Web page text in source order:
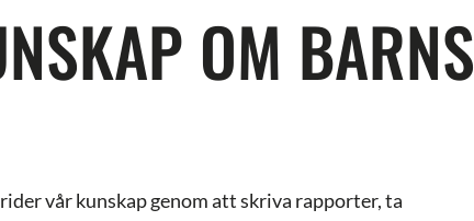
OM BARNS
vår kunskap genom att skriva rapporter, ta